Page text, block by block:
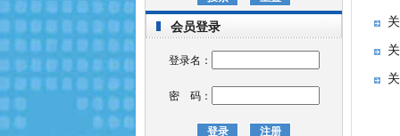
会员登录
登录名：
密 码：